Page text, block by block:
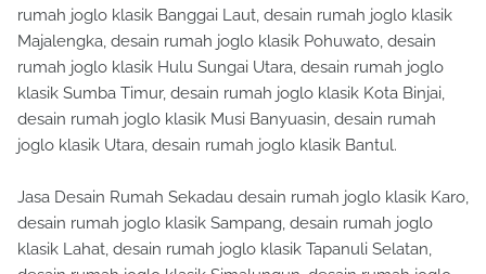
rumah joglo klasik Banggai Laut, desain rumah joglo klasik
Majalengka, desain rumah joglo klasik Pohuwato, desain
rumah joglo klasik Hulu Sungai Utara, desain rumah joglo
klasik Sumba Timur, desain rumah joglo klasik Kota Binjai,
desain rumah joglo klasik Musi Banyuasin, desain rumah
joglo klasik Utara, desain rumah joglo klasik Bantul.
Jasa Desain Rumah Sekadau desain rumah joglo klasik Karo,
desain rumah joglo klasik Sampang, desain rumah joglo
klasik Lahat, desain rumah joglo klasik Tapanuli Selatan,